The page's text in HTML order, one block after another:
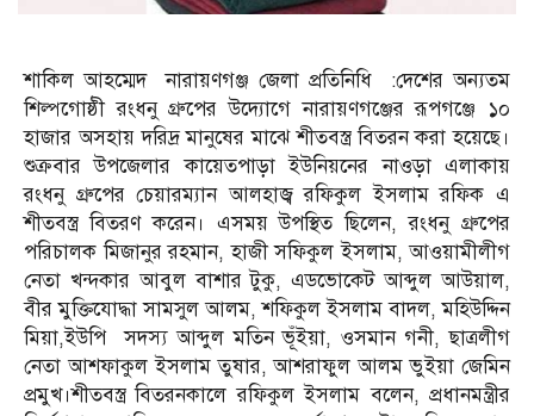
শাকিল আহম্মেদ নারায়ণগঞ্জ জেলা প্রতিনিধি :দেশের অন্যতম
শিল্পগোষ্ঠী রংধনু গ্রুপের উদ্যোগে নারায়ণগঞ্জের রূপগঞ্জে ১০
হাজার অসহায় দরিদ্র মানুষের মাঝে শীতবস্ত্র বিতরন করা হয়েছে।
শুক্রবার উপজেলার কায়েতপাড়া ইউনিয়নের নাওড়া এলাকায়
রংধনু গ্রুপের চেয়ারম্যান আলহাজ্ব রফিকুল ইসলাম রফিক এ
শীতবস্ত্র বিতরণ করেন। এসময় উপস্থিত ছিলেন, রংধনু গ্রুপের
পরিচালক মিজানুর রহমান, হাজী সফিকুল ইসলাম, আওয়ামীলীগ
নেতা খন্দকার আবুল বাশার টুকু, এডভোকেট আব্দুল আউয়াল,
বীর মুক্তিযোদ্ধা সামসুল আলম, শফিকুল ইসলাম বাদল, মহিউদ্দিন
মিয়া,ইউপি সদস্য আব্দুল মতিন ভূঁইয়া, ওসমান গনী, ছাত্রলীগ
নেতা আশফাকুল ইসলাম তুষার, আশরাফুল আলম ভুইয়া জেমিন
প্রমুখ।শীতবস্ত্র বিতরনকালে রফিকুল ইসলাম বলেন, প্রধানমন্ত্রীর